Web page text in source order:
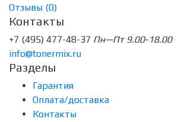
Отзывы (0)
Контакты
+7 (495) 477-48-37 Пн—Пт 9.00-18.00
info@tonermix.ru
Разделы
Гарантия
Оплата/доставка
Контакты